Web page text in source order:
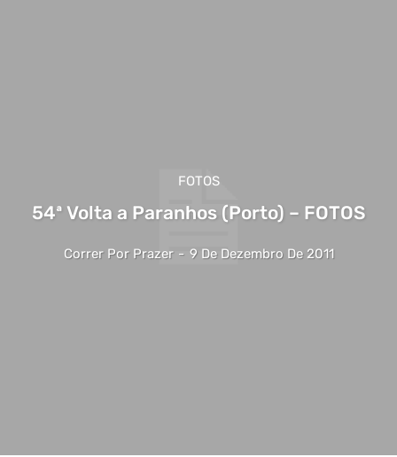
FOTOS
54ª Volta a Paranhos (Porto) – FOTOS
Correr Por Prazer - 9 De Dezembro De 2011